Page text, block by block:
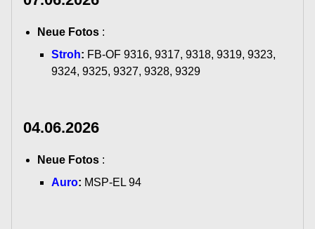
Neue Fotos :
Stroh: FB-OF 9316, 9317, 9318, 9319, 9323,
9324, 9325, 9327, 9328, 9329
04.06.2026
Neue Fotos :
Auro: MSP-EL 94